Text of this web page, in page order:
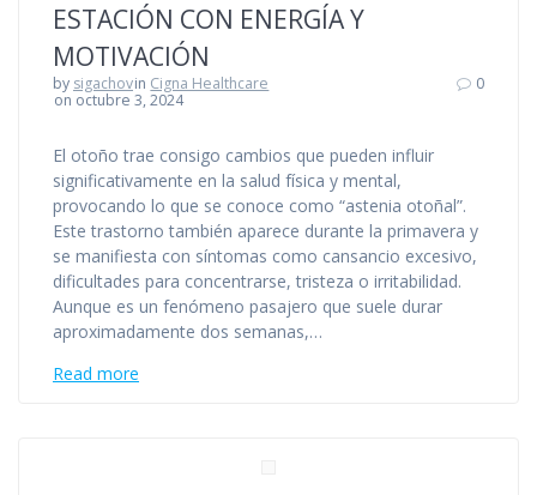
ESTACIÓN CON ENERGÍA Y
MOTIVACIÓN
by sigachovin Cigna Healthcare
on octubre 3, 2024
0
El otoño trae consigo cambios que pueden influir
significativamente en la salud física y mental,
provocando lo que se conoce como “astenia otoñal”.
Este trastorno también aparece durante la primavera y
se manifiesta con síntomas como cansancio excesivo,
dificultades para concentrarse, tristeza o irritabilidad.
Aunque es un fenómeno pasajero que suele durar
aproximadamente dos semanas,…
Read more